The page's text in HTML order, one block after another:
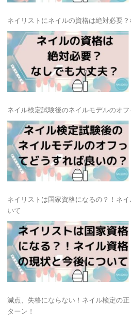
ネイリストにネイルの資格は絶対必要？
ネイル検定試験後のネイルモデルのオ
ネイリストは国家資格になるの？！ネ
いて
減点、失格にならない！ネイル検定の
ターン！